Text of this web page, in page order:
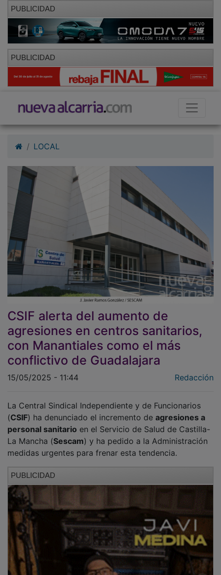
PUBLICIDAD
PUBLICIDAD
CSIF alerta del aumento de
agresiones en centros sanitarios,
con Manantiales como el más
conflictivo de Guadalajara
(CSIF) ha denunciado el incremento de agresiones a
personal sanitarioen el Servicio de Salud de Castilla-
La Mancha (Sescam) y ha pedido a la Administración
medidas urgentes para frenar esta tendencia.